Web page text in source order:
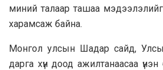
миний талаар ташаа
харамсаж байна.
Монгол улсын Шадар сайд,
дарга хүн доод ажилтанаасаа